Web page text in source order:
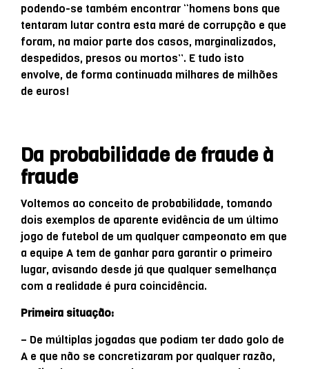
podendo-se também encontrar “homens bons que
tentaram lutar contra esta maré de corrupção e que
foram, na maior parte dos casos, marginalizados,
despedidos, presos ou mortos”. E tudo isto
envolve, de forma continuada milhares de milhões
de euros!
Da probabilidade de fraude à
fraude
Voltemos ao conceito de probabilidade, tomando
dois exemplos de aparente evidência de um último
jogo de futebol de um qualquer campeonato em que
a equipe A tem de ganhar para garantir o primeiro
lugar, avisando desde já que qualquer semelhança
com a realidade é pura coincidência.
Primeira situação:
– De múltiplas jogadas que podiam ter dado golo de
A e que não se concretizaram por qualquer razão,